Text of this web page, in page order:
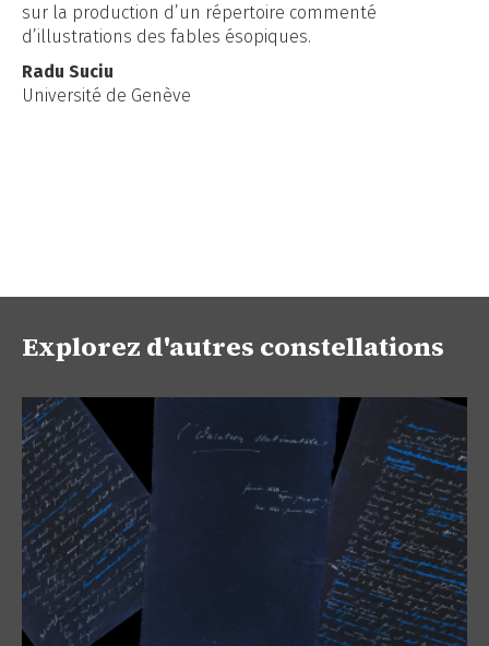
sur la production d’un répertoire commenté
d’illustrations des fables ésopiques.
Radu Suciu
Université de Genève
Explorez d'autres constellations